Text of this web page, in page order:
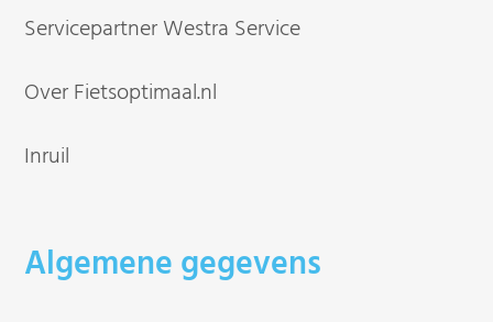
Servicepartner Westra Service
Over Fietsoptimaal.nl
Inruil
Algemene gegevens